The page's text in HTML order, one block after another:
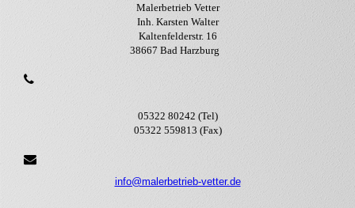
Malerbetrieb Vetter
Inh. Karsten Walter
Kaltenfelderstr. 16
38667 Bad Harzburg
05322 80242 (Tel)
05322 559813 (Fax)
info@malerbetrieb-vetter.de